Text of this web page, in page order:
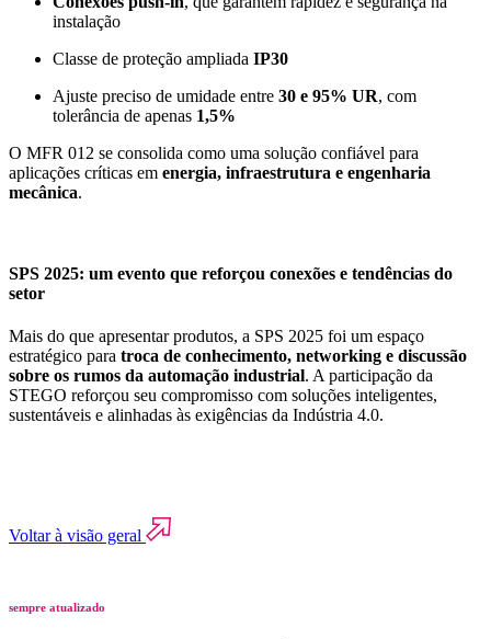
instalação
Classe de proteção ampliada IP30
Ajuste preciso de umidade entre 30 e 95% UR, com
tolerância de apenas 1,5%
O MFR 012 se consolida como uma solução confiável para
aplicações críticas em energia, infraestrutura e engenharia
mecânica.
SPS 2025: um evento que reforçou conexões e tendências do
setor
Mais do que apresentar produtos, a SPS 2025 foi um espaço
estratégico para troca de conhecimento, networking e discussão
sobre os rumos da automação industrial. A participação da
STEGO reforçou seu compromisso com soluções inteligentes,
sustentáveis e alinhadas às exigências da Indústria 4.0.
Voltar à visão geral
sempre atualizado